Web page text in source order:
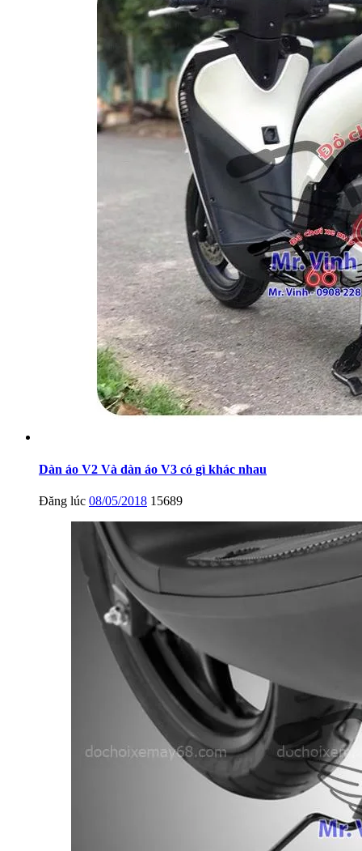
Dàn áo V2 Và dàn áo V3 có gì khác nhau
Đăng lúc 08/05/2018 15689